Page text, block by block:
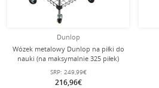
Dunlop
Wózek metalowy Dunlop na piłki do
nauki (na maksymalnie 325 piłek)
SRP: 249,99€
216,96€